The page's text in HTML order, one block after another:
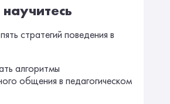
стратегий поведения в
алгоритмы
общения в педагогическом